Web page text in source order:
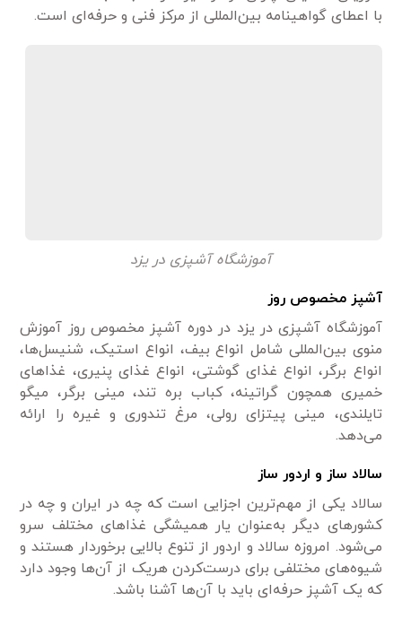
با اعطای گواهینامه بین‌المللی از مرکز فنی و حرفه‌ای است.
آموزشگاه آشپزی در یزد
آشپز مخصوص روز
آموزشگاه آشپزی در یزد در دوره آشپز مخصوص روز آموزش
منوی بین‌المللی شامل انواع بیف، انواع استیک، شنیسل‌ها،
انواع برگر، انواع غذای گوشتی، انواع غذای پنیری، غذا‌های
خمیری همچون گراتینه، کباب بره تند، مینی برگر، میگو
تایلندی، مینی پیتزای رولی، مرغ تندوری و غیره را ارائه
می‌دهد.
سالاد ساز و اردور ساز
سالاد یکی از مهم‌ترین اجزایی است که چه در ایران و چه در
کشور‌های دیگر به‌عنوان یار همیشگی غذا‌های مختلف سرو
می‌شود. امروزه سالاد و اردور از تنوع بالایی برخوردار هستند و
شیوه‌های مختلفی برای درست‌کردن هریک از آن‌ها وجود دارد
که یک آشپز حرفه‌ای باید با آن‌ها آشنا باشد.